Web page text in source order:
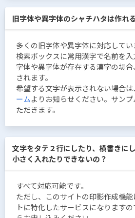
旧字体や異字体のシャチハタは作れ
多くの旧字体や異字体に対応してい
検索ボックスに常用漢字で名前を
字体や異字体が存在する漢字の場
されます。
希望する文字が表示されない場合は、
ームよりお知らせください。サン
ただきます。
文字をタテ２行にしたり、横書きに
小さく入れたりできないの？
すべて対応可能です。
ただし、このサイトの印影作成機
トに特化したサービスになります